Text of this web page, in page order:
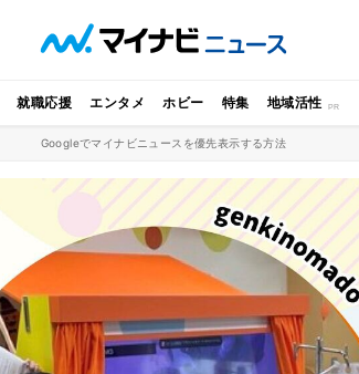
就職応援 エンタメ ホビー 特集 地域活性
Googleでマイナビニュースを優先表示する方法